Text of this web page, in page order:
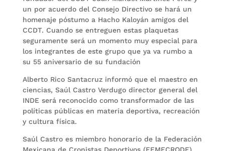
un por acuerdo del Consejo Directivo se hará un
homenaje póstumo a Hacho Kaloyán amigos del
CCDT. Cuando se entreguen estas plaquetas
seguramente será un momento muy especial para
los integrantes de este grupo que ya va rumbo a
su 55 aniversario de su fundación
Alberto Rico Santacruz informó que el maestro en
ciencias, Saúl Castro Verdugo director general del
INDE será reconocido como transformador de las
políticas públicas en materia deportiva, recreación
y cultura física.
Saúl Castro es miembro honorario de la Federación